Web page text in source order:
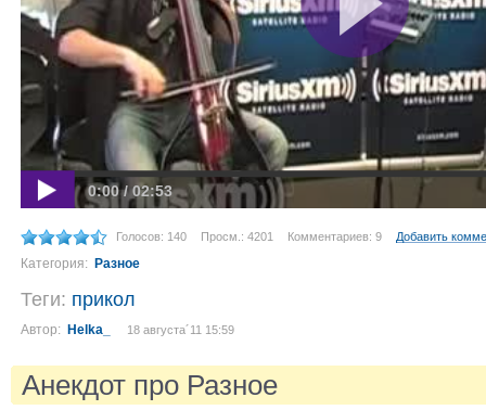
0:00 / 02:53
Голосов: 140 Просм.: 4201 Комментариев: 9 Добавить
Категория: Разное
Теги: прикол
Автор: Helka_ 18 августа´11 15:59
Анекдот про Разное